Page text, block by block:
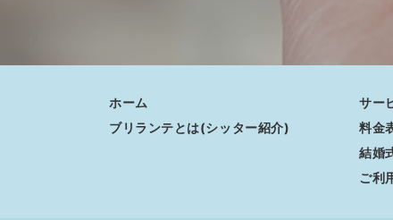
ホーム
ブリランテとは(シッター紹介)
サー
料金
結婚
ご利